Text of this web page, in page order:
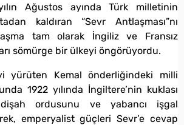
Ağustos ayında Türk milletinin
kaldıran “Sevr Antlaşması”nı
tam olarak İngiliz ve Fransız
sömürge bir ülkeyi öngörüyordu.
yürüten Kemal önderliğindeki milli
1922 yılında İngiltere’nin kuklası
ordusunu ve yabancı işgal
emperyalist güçleri Sevr’e cevap